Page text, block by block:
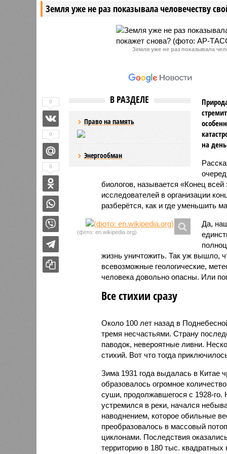
литовской моделью и
Земля уже не раз показывала человечеству
Земля уже не раз показывала
В РАЗДЕЛЕ
Право на память
Энергообман
на
биологов, называется «Конец
исследователей в организации
разберётся, как и где уменьшить
(фото: en.wikipedia.org)
Да,
жизнь уничтожить. Так уж вышло,
всевозможные геологические,
человека довольно опасны. Или
Все стихии сразу
Около 100 лет назад в
тремя несчастьями. Страну
паводок, невероятные ливни.
стихий. Вот что тогда
Зима 1931 года выдалась в Китае
образовалось огромное
суши, продолжавшегося с 1928-го.
устремился в реки, начался
наводнением, которое обильные
преобразовалось в массовый
циклонами. Последствия
территорию в 180 тыс.
0
0
0